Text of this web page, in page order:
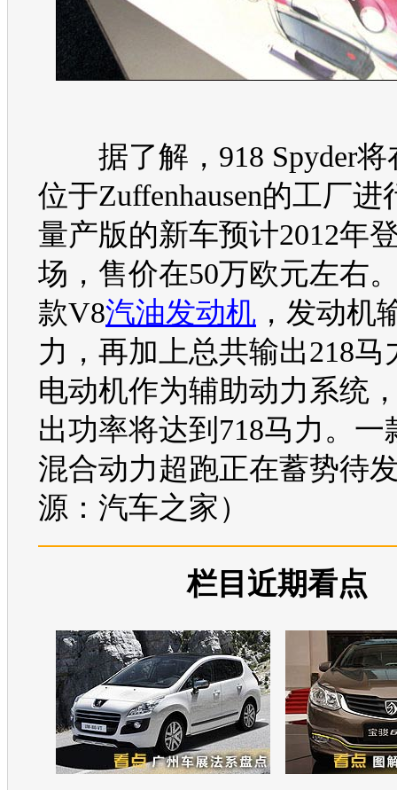
据了解，918 Spyder将
位于Zuffenhausen的工厂进
量产版的新车预计2012年
场，售价在50万欧元左右
款V8汽油发动机 ， 发动机
力，再加上总共输出218马
电动机作为辅助动力系统
出功率将达到718马力。一
混合动力超跑正在蓄势待
源：汽车之家）
栏目近期看点